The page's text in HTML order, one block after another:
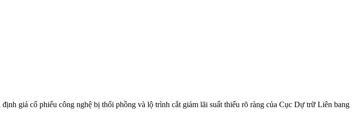
giá cổ phiếu công nghệ bị thổi phồng và lộ trình cắt giảm lãi suất thiếu rõ ràng của Cục Dự trữ Liên bang